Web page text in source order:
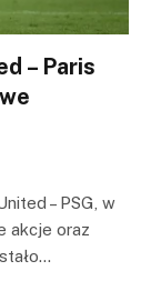
– Paris
– PSG, w
akcje oraz